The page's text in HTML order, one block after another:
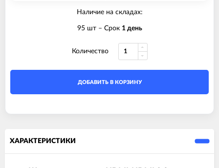
Наличие на складах:
95 шт– Срок 1 день
Количество
ДОБАВИТЬ В КОРЗИНУ
ХАРАКТЕРИСТИКИ